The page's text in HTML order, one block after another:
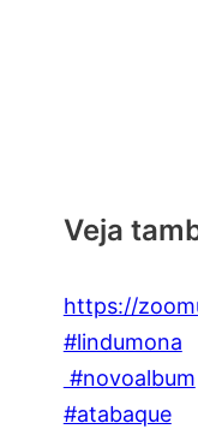
Veja
https://
#lindumona
#novoalbum
#atabaque